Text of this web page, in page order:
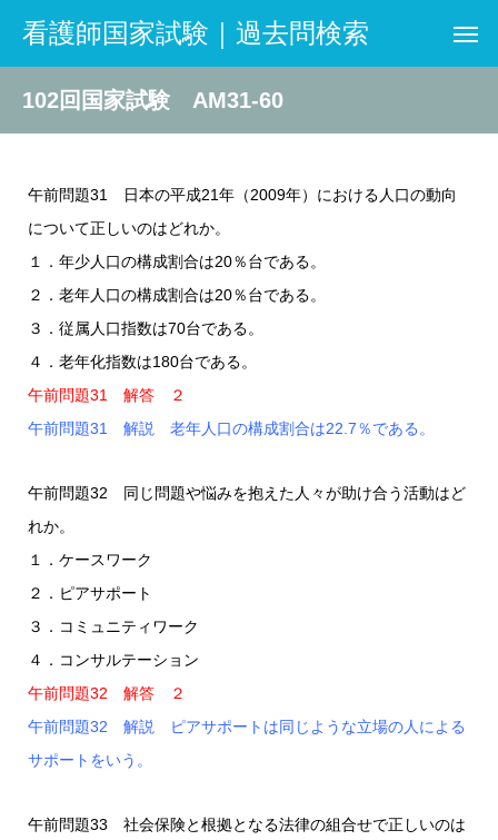
看護師国家試験｜過去問検索
102回国家試験 AM31-60
午前問題31 日本の平成21年（2009年）における人口の動向
について正しいのはどれか。
１．年少人口の構成割合は20％台である。
２．老年人口の構成割合は20％台である。
３．従属人口指数は70台である。
４．老年化指数は180台である。
午前問題31 解答 ２
午前問題31 解説 老年人口の構成割合は22.7％である。
午前問題32 同じ問題や悩みを抱えた人々が助け合う活動はど
れか。
１．ケースワーク
２．ピアサポート
３．コミュニティワーク
４．コンサルテーション
午前問題32 解答 ２
午前問題32 解説 ピアサポートは同じような立場の人による
サポートをいう。
午前問題33 社会保険と根拠となる法律の組合せで正しいのは